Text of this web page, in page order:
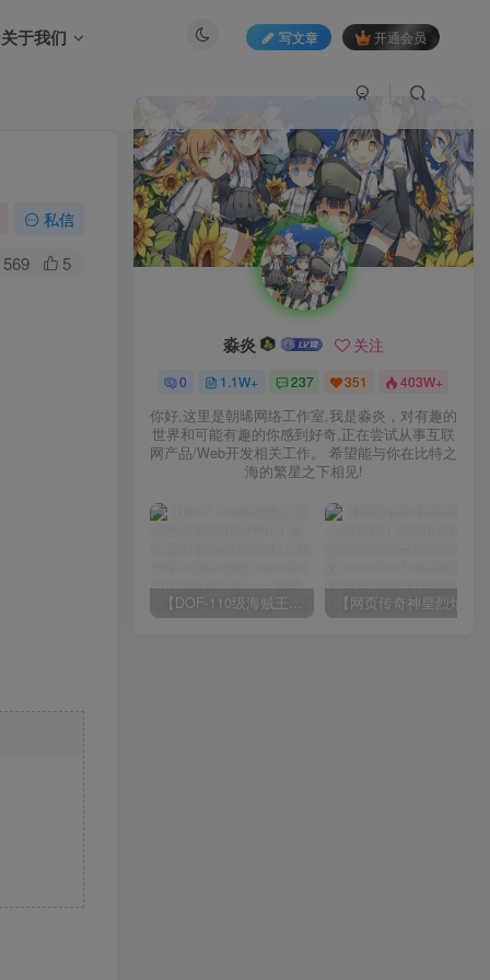
关于我们 写文章 开通会员
私信
569 5
淼炎 关注
0 1.1W+ 237 351 403W+
你好,这里是朝晞网络工作室,我是淼炎，对有趣的
世界和可能有趣的你感到好奇,正在尝试从事互联
网产品/Web开发相关工作。 希望能与你在比特之
海的繁星之下相见!
【DOF-110级海贼王超变四大陆全职业PVF】站长推荐经典3D冒险格斗闯关西方魔幻端游-2024年8月8日最新打包Linux服务端源码视频架设教程-等级补丁-配套完整客户端！